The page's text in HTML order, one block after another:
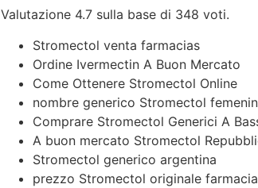
Valutazione 4.7 sulla base di 348 voti.
Stromectol venta farmacias
Ordine Ivermectin A Buon Mercato
Come Ottenere Stromectol Online
nombre generico Stromectol
Comprare Stromectol Generici A
A buon mercato Stromectol
Stromectol generico argentina
prezzo Stromectol originale farmacia